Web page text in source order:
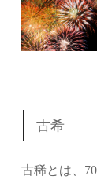
古希
古稀とは、